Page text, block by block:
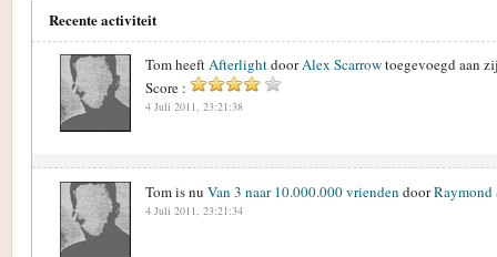
Recente activiteit
Tom heeft AfterlightdoorAlex Scarrowtoegevoegd aan
Score :
4 Juli 2011, 23:21:38
Tom is nu Van 3 naar 10.000.000 vrienden doorRaymond
4 Juli 2011, 23:21:34